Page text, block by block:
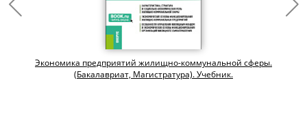
Экономика предприятий жилищно-коммунальной сферы.
(Бакалавриат, Магистратура). Учебник.